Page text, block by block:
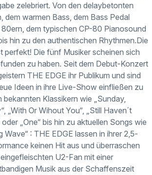
zelebriert. Von den delaybetonten
dem warmen Bass, dem Bass Pedal
dem typischen CP-80 Pianosound
hin zu den authentischen Rhythmen.Die
perfekt! Die fünf Musiker scheinen sich
zu haben. Seit dem Debut-Konzert
THE EDGE ihr Publikum und sind
Ideen in ihre Live-Show einfließen zu
bekannten Klassikern wie „Sunday,
„With Or Wihout You“, „Still Haven´t
oder „One“ bis hin zu aktuellen Songs wie
Wave“ : THE EDGE lassen in ihrer 2,5-
keinen Hit aus und überraschen
U2-Fan mit einer
Musik aus der Schaffenszeit